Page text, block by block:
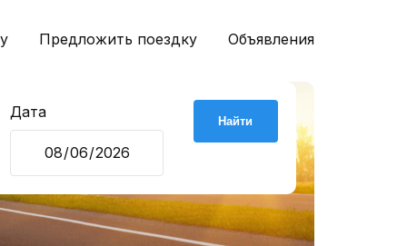
Предложить поездку Объявления
Дата